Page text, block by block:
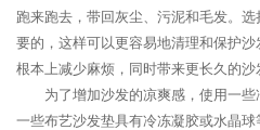
跑来跑去，带回灰尘、污泥和毛发。
要的，这样可以更容易地清理和保护
根本上减少麻烦，同时带来更长久的沙
为了增加沙发的凉爽感，使用一些
一些布艺沙发垫具有冷冻凝胶或水晶